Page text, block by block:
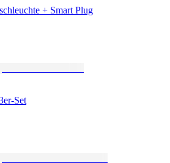
+ Smart Plug
Set